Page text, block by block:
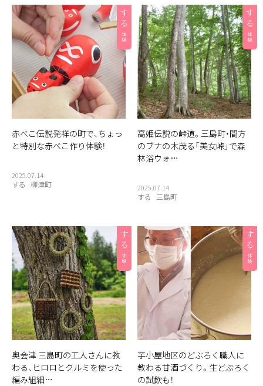
赤べこ伝説発祥の町で、ちょっ
と特別な赤べこ作り体験！
2025.07.14
する 柳津町
高姫伝説の峠道。三島町・間方
のブナの木茂る「美女峠」で森
林浴ウォ…
2025.07.14
する 三島町
奥会津 三島町の工人さんに教
わる、ヒロロとクルミを使った
編み組細…
芋小屋地区のどぶろく職人に
教わる甘酒づくり。生どぶろく
の試飲も！